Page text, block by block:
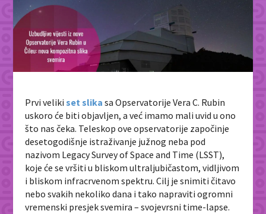
Prvi veliki set slika sa Opservatorije Vera C. Rubin
uskoro će biti objavljen, a već imamo mali uvid u ono
što nas čeka. Teleskop ove opservatorije započinje
desetogodišnje istraživanje južnog neba pod
nazivom Legacy Survey of Space and Time (LSST),
koje će se vršiti u bliskom ultraljubičastom, vidljivom
i bliskom infracrvenom spektru. Cilj je snimiti čitavo
nebo svakih nekoliko dana i tako napraviti ogromni
vremenski presjek svemira – svojevrsni time-lapse.